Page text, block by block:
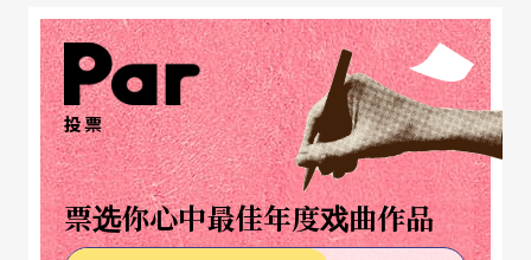
划联合发表的专案，整体环境对于艺术创作普遍抱
持著鼓励的态度，然而也因为这大群流动的独立艺
术工作者，带动纽约都市鲜活的创造魅力，形成了
一种开放而延展的循环。因应独立艺术创作的市场
需求，非营利性的艺术服务机构相对成立，The Fiel
d便是其中一个老字号组织。
投票
票选你心中最佳年度戏曲作品